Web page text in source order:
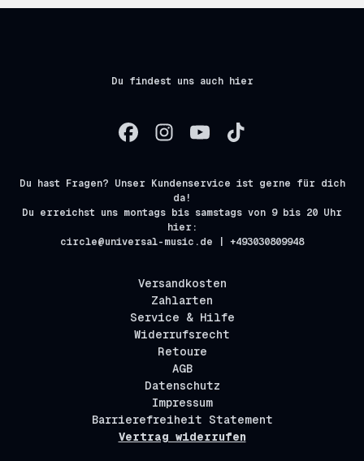
Du findest uns auch hier
Du hast Fragen? Unser Kundenservice ist gerne für dich
da!
Du erreichst uns montags bis samstags von 9 bis 20 Uhr
hier:
circle@universal-music.de | +493030809948
Versandkosten
Zahlarten
Service & Hilfe
Widerrufsrecht
Retoure
AGB
Datenschutz
Impressum
Barrierefreiheit Statement
Vertrag widerrufen